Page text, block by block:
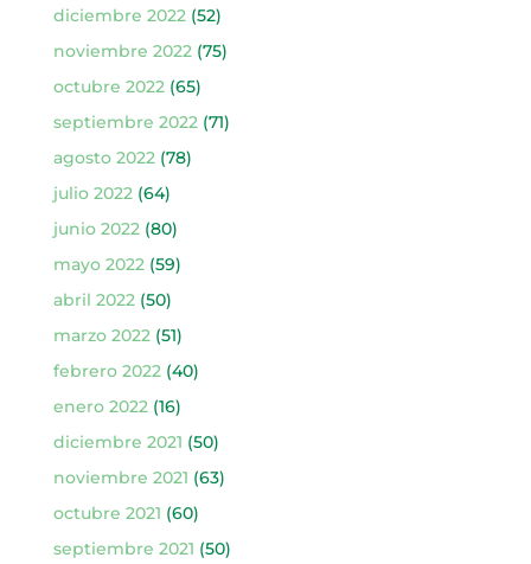
diciembre 2022 (52)
noviembre 2022 (75)
octubre 2022 (65)
septiembre 2022 (71)
agosto 2022 (78)
julio 2022 (64)
junio 2022 (80)
mayo 2022 (59)
abril 2022 (50)
marzo 2022 (51)
febrero 2022 (40)
enero 2022 (16)
diciembre 2021 (50)
noviembre 2021 (63)
octubre 2021 (60)
septiembre 2021 (50)